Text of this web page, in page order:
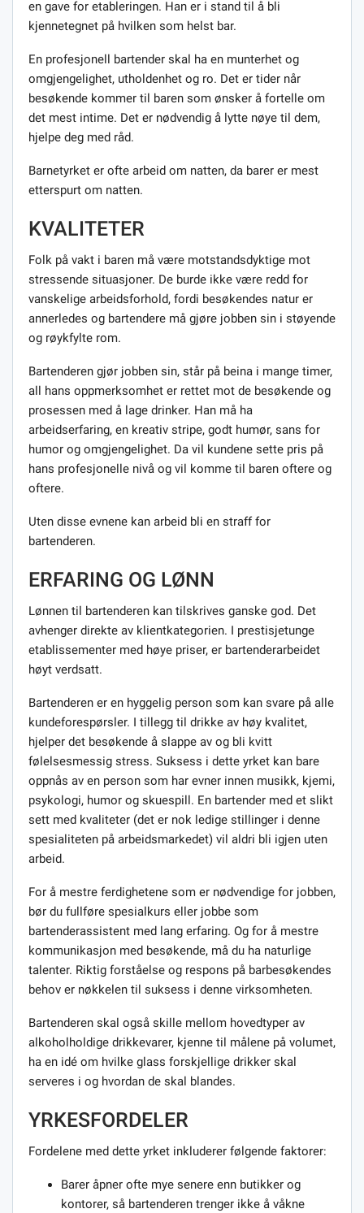
en gave for etableringen. Han er i stand til å bli
kjennetegnet på hvilken som helst bar.
En profesjonell bartender skal ha en munterhet og
omgjengelighet, utholdenhet og ro. Det er tider når
besøkende kommer til baren som ønsker å fortelle om
det mest intime. Det er nødvendig å lytte nøye til dem,
hjelpe deg med råd.
Barnetyrket er ofte arbeid om natten, da barer er mest
etterspurt om natten.
KVALITETER
Folk på vakt i baren må være motstandsdyktige mot
stressende situasjoner. De burde ikke være redd for
vanskelige arbeidsforhold, fordi besøkendes natur er
annerledes og bartendere må gjøre jobben sin i støyende
og røykfylte rom.
Bartenderen gjør jobben sin, står på beina i mange timer,
all hans oppmerksomhet er rettet mot de besøkende og
prosessen med å lage drinker. Han må ha
arbeidserfaring, en kreativ stripe, godt humør, sans for
humor og omgjengelighet. Da vil kundene sette pris på
hans profesjonelle nivå og vil komme til baren oftere og
oftere.
Uten disse evnene kan arbeid bli en straff for
bartenderen.
ERFARING OG LØNN
Lønnen til bartenderen kan tilskrives ganske god. Det
avhenger direkte av klientkategorien. I prestisjetunge
etablissementer med høye priser, er bartenderarbeidet
høyt verdsatt.
Bartenderen er en hyggelig person som kan svare på alle
kundeforespørsler. I tillegg til drikke av høy kvalitet,
hjelper det besøkende å slappe av og bli kvitt
følelsesmessig stress. Suksess i dette yrket kan bare
oppnås av en person som har evner innen musikk, kjemi,
psykologi, humor og skuespill. En bartender med et slikt
sett med kvaliteter (det er nok ledige stillinger i denne
spesialiteten på arbeidsmarkedet) vil aldri bli igjen uten
arbeid.
For å mestre ferdighetene som er nødvendige for jobben,
bør du fullføre spesialkurs eller jobbe som
bartenderassistent med lang erfaring. Og for å mestre
kommunikasjon med besøkende, må du ha naturlige
talenter. Riktig forståelse og respons på barbesøkendes
behov er nøkkelen til suksess i denne virksomheten.
Bartenderen skal også skille mellom hovedtyper av
alkoholholdige drikkevarer, kjenne til målene på volumet,
ha en idé om hvilke glass forskjellige drikker skal
serveres i og hvordan de skal blandes.
YRKESFORDELER
Fordelene med dette yrket inkluderer følgende faktorer:
Barer åpner ofte mye senere enn butikker og
kontorer, så bartenderen trenger ikke å våkne